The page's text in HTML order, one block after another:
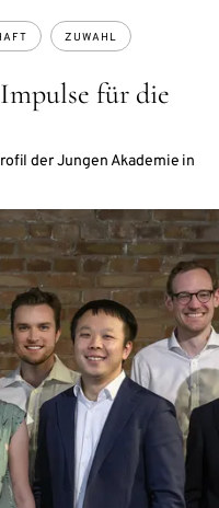
für die
der Jungen Akademie in
ZUWAHL